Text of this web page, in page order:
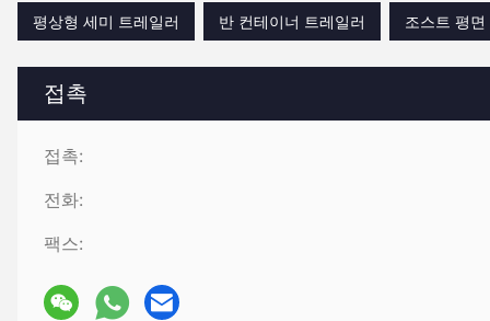
접촉
접촉:
전화:
팩스:
평상형 세미 트레일러 반 컨테이너 트레일러 조스트 평